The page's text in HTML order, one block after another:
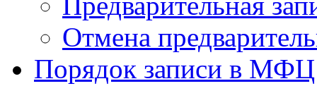
Отмена
Порядок записи в МФЦ